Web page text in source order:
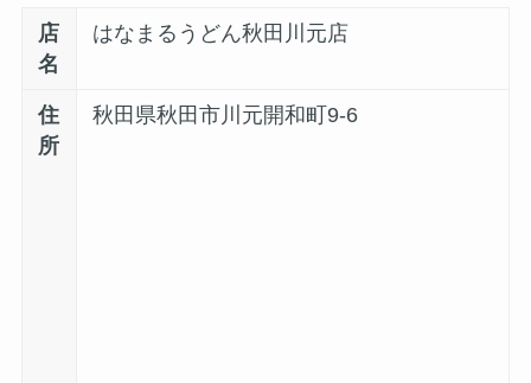
店
名
はなまるうどん秋田川元店
住
所
秋田県秋田市川元開和町9-6